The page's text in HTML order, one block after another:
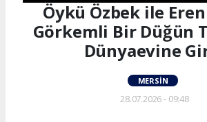
Öykü Özbek ile
Görkemli Bir Düğün
Dünyaevine
MERSIN
28.07.2026 - 09:48